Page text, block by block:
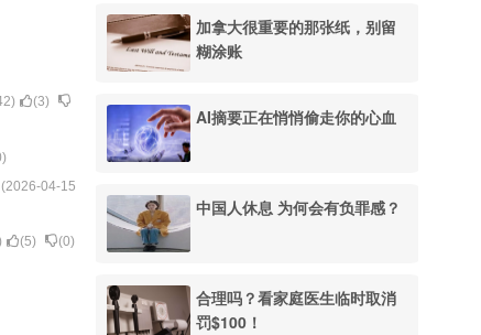
) (3)
)
2026-04-15
(5) (0)
加拿大很重要的那张纸，别留
糊涂账
AI摘要正在悄悄偷走你的心血
中国人休息 为何会有负罪感？
合理吗？看家庭医生临时取消
罚$100！